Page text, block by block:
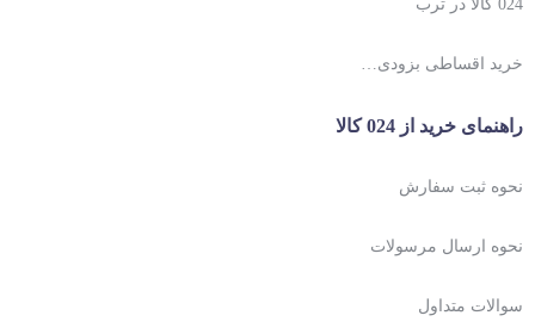
024 کالا در ترب
خرید اقساطی بزودی…
راهنمای خرید از 024 کالا
نحوه ثبت سفارش
نحوه ارسال مرسولات
سوالات متداول